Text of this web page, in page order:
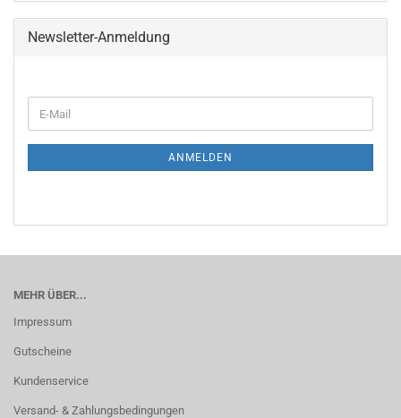
Newsletter-Anmeldung
E-
Mail
ANMELDEN
MEHR ÜBER...
Impressum
Gutscheine
Kundenservice
Versand- & Zahlungsbedingungen